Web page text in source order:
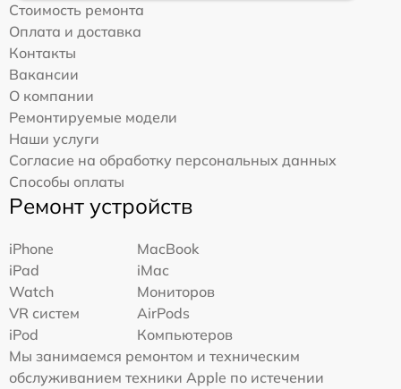
Стоимость ремонта
Оплата и доставка
Контакты
Вакансии
О компании
Ремонтируемые модели
Наши услуги
Согласие на обработку персональных данных
Способы оплаты
Ремонт устройств
iPhone
MacBook
iPad
iMac
Watch
Мониторов
VR систем
AirPods
iPod
Компьютеров
Мы занимаемся ремонтом и техническим
обслуживанием техники Apple по истечении